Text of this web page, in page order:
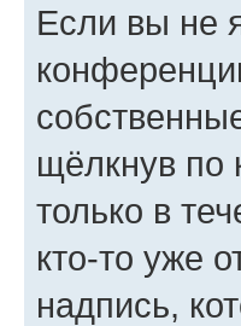
Если вы не
щёлкнув по
только в
кто-то уже
надпись,